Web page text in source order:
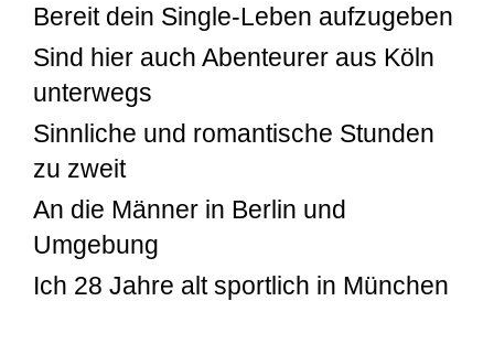
Bereit dein Single-Leben aufzugeben
Sind hier auch Abenteurer aus Köln
unterwegs
Sinnliche und romantische Stunden
zu zweit
An die Männer in Berlin und
Umgebung
Ich 28 Jahre alt sportlich in München